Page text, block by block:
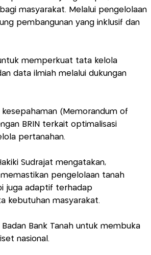
masyarakat. Melalui pengelolaan
pembangunan yang inklusif dan
memperkuat tata kelola
data ilmiah melalui dukungan
(Memorandum of
BRIN terkait optimalisasi
pertanahan.
Sudrajat mengatakan,
pengelolaan tanah
juga adaptif terhadap
kebutuhan masyarakat.
Bank Tanah untuk membuka
nasional.